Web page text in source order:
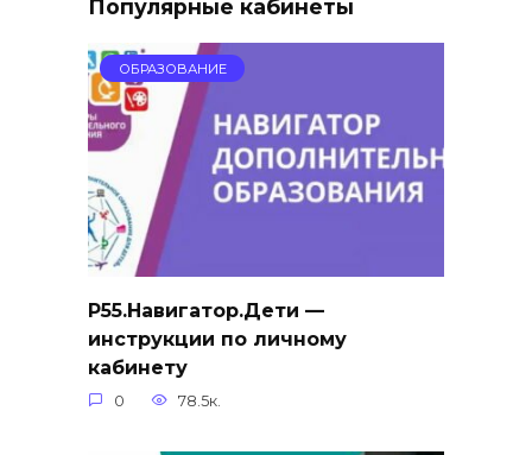
Популярные кабинеты
ОБРАЗОВАНИЕ
Р55.Навигатор.Дети —
инструкции по личному
кабинету
0 78.5к.